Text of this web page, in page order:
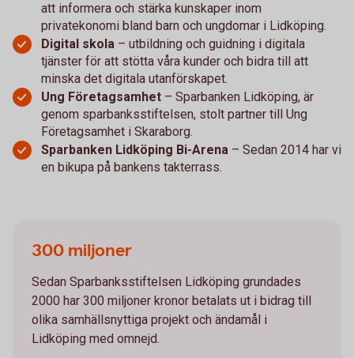
att informera och stärka kunskaper inom
privatekonomi bland barn och ungdomar i Lidköping.
Digital skola – utbildning och guidning i digitala
tjänster för att stötta våra kunder och bidra till att
minska det digitala utanförskapet.
Ung Företagsamhet – Sparbanken Lidköping, är
genom sparbanksstiftelsen, stolt partner till Ung
Företagsamhet i Skaraborg.
Sparbanken Lidköping Bi-Arena – Sedan 2014 har vi
en bikupa på bankens takterrass.
300 miljoner
Sedan Sparbanksstiftelsen Lidköping grundades
2000 har 300 miljoner kronor betalats ut i bidrag till
olika samhällsnyttiga projekt och ändamål i
Lidköping med omnejd.